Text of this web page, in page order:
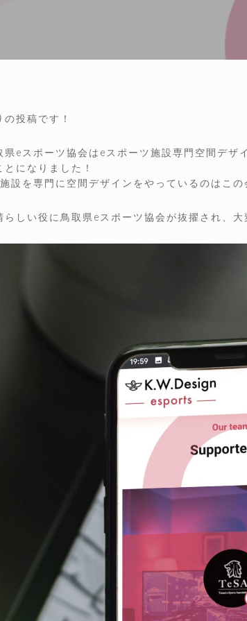
投稿です！
県eスポーツ協会はeスポーツ施設専門空間デ
とになりました！
設を専門に空間デザインをやっているのはこの
らしい役に鳥取県eスポーツ協会が抜擢され、大